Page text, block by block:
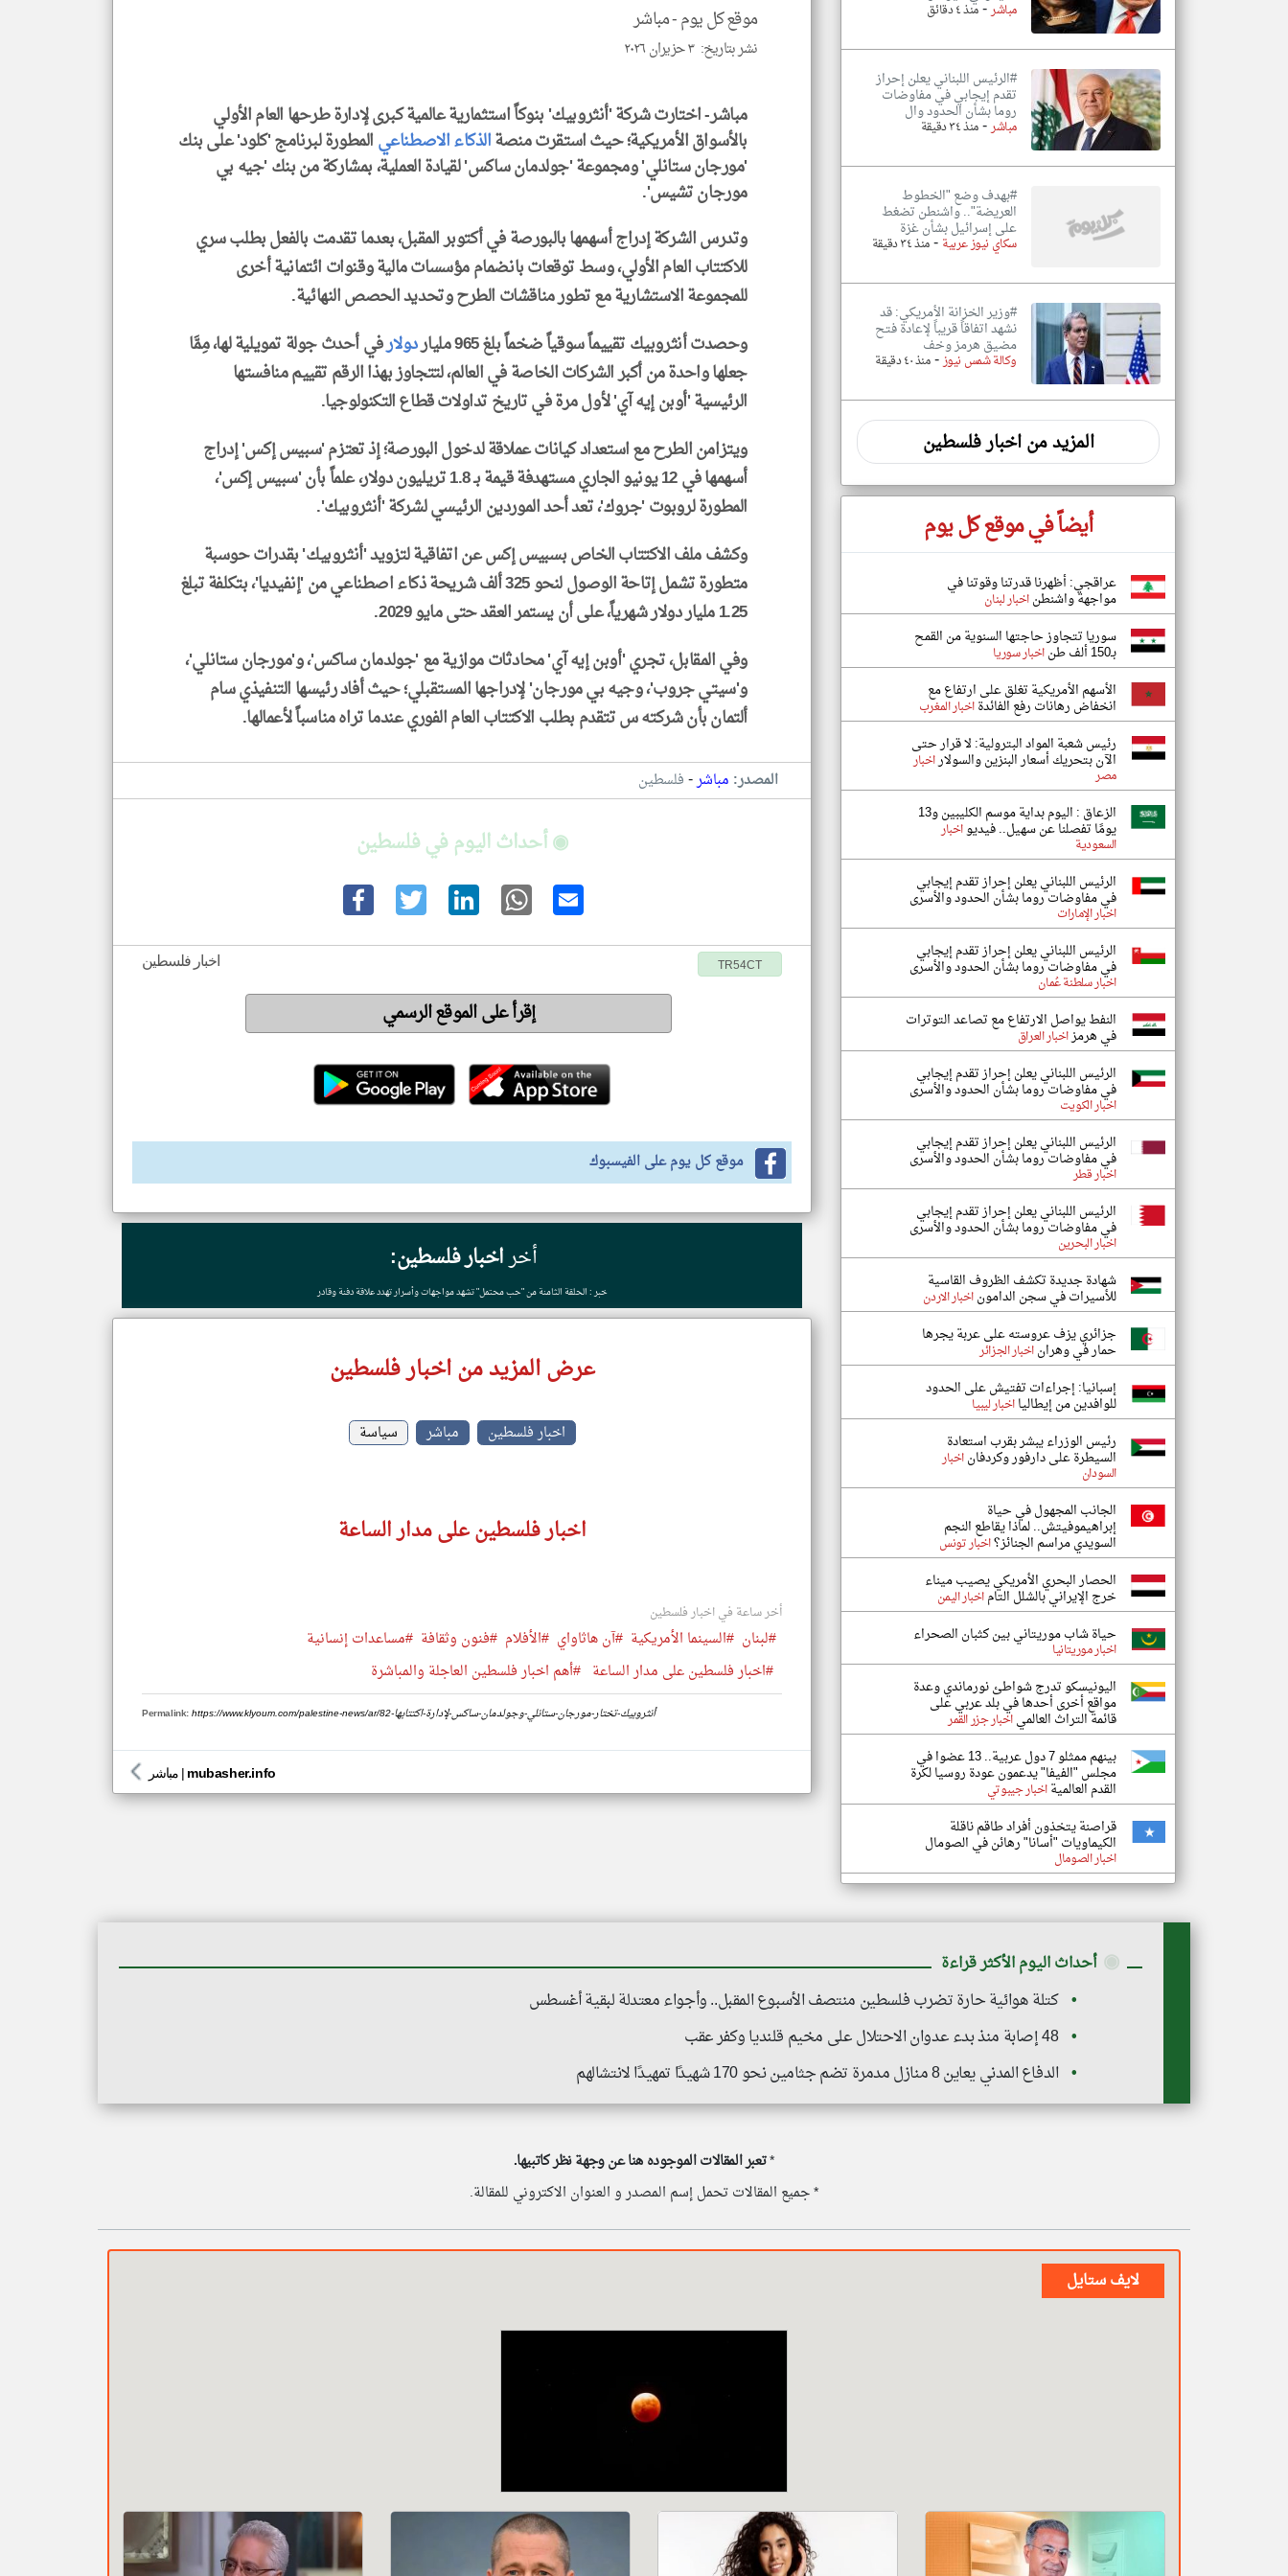
موقع كل يوم -مباشر
نشر بتاريخ: ٣ حزيران ٢٠٢٦
مباشر- اختارت شركة 'أنثروبيك' بنوكاً استثمارية عالمية كبرى لإدارة طرحها العام الأولي
بالأسواق الأمريكية؛ حيث استقرت منصةالذكاء الاصطناعيالمطورة لبرنامج 'كلود' على بنك
'مورجان ستانلي' ومجموعة 'جولدمان ساكس' لقيادة العملية، بمشاركة من بنك 'جيه بي
مورجان تشيس'.
وتدرس الشركة إدراج أسهمها بالبورصة في أكتوبر المقبل، بعدما تقدمت بالفعل بطلب سري
للاكتتاب العام الأولي، وسط توقعات بانضمام مؤسسات مالية وقنوات ائتمانية أخرى
للمجموعة الاستشارية مع تطور مناقشات الطرح وتحديد الحصص النهائية.
وحصدت أنثروبيك تقييماً سوقياً ضخماً بلغ 965 مليار
دولارفي أحدث جولة تمويلية لها، مِمَّا
جعلها واحدة من أكبر الشركات الخاصة في العالم، لتتجاوز بهذا الرقم تقييم منافستها
الرئيسية 'أوبن إيه آي' لأول مرة في تاريخ تداولات قطاع التكنولوجيا.
ويتزامن الطرح مع استعداد كيانات عملاقة لدخول البورصة؛ إذ تعتزم 'سبيس إكس' إدراج
أسهمها في 12 يونيو الجاري مستهدفة قيمة بـ 1.8 تريليون دولار، علماً بأن 'سبيس إكس'،
المطورة لروبوت 'جروك'، تعد أحد الموردين الرئيسي لشركة 'أنثروبيك'.
وكشف ملف الاكتتاب الخاص بسبيس إكس عن اتفاقية لتزويد 'أنثروبيك' بقدرات حوسبة
متطورة تشمل إتاحة الوصول لنحو 325 ألف شريحة ذكاء اصطناعي من 'إنفيديا'، بتكلفة تبلغ
1.25 مليار دولار شهرياً، على أن يستمر العقد حتى مايو 2029.
وفي المقابل، تجري 'أوبن إيه آي' محادثات موازية مع 'جولدمان ساكس'، و'مورجان ستانلي'،
و'سيتي جروب'، وجيه بي مورجان' لإدراجها المستقبلي؛ حيث أفاد رئيسها التنفيذي سام
ألتمان بأن شركته س تتقدم بطلب الاكتتاب العام الفوري عندما تراه مناسباً لأعمالها.
المصدر: مباشر-فلسطين
◉ أحداث اليوم في فلسطين
اخبار فلسطين TR54CT
إقرأ على الموقع الرسمي
موقع كل يوم على الفيسبوك
أخراخبار فلسطين:
خبر : الحلقة الثامنة من "حب محتمل" تشهد مواجهات وأسرار تهدد علاقة دفنة وقادر
عرض المزيد من اخبار فلسطين
اخبار فلسطين مباشر سياسة
اخبار فلسطين على مدار الساعة
أخر ساعة في اخبار فلسطين
#لبنان #السينما الأمريكية #آن هاثاواي #الأفلام #فنون وثقافة #مساعدات إنسانية
#اخبار فلسطين على مدار الساعة #أهم اخبار فلسطين العاجلة والمباشرة
Permalink: https://www.klyoum.com/palestine-news/ar/82-أنثروبيك-تختار-مورجان-ستانلي-وجولدمان-ساكس-لإدارة-اكتتابها
مباشر | mubasher.info
مباشر-منذ ٤ دقائق
#الرئيس اللبناني يعلن إحراز
تقدم إيجابي في مفاوضات
روما بشأن الحدود وال
مباشر-منذ ٣٤ دقيقة
#بهدف وضع "الخطوط
العريضة".. واشنطن تضغط
على إسرائيل بشأن غزة
سكاي نيوز عربية -منذ ٣٤ دقيقة
#وزير الخزانة الأمريكي: قد
نشهد اتفاقاً قريباً لإعادة فتح
مضيق هرمز وخف
وكالة شمس نيوز-منذ ٤٠ دقيقة
المزيد من اخبار فلسطين
أيضاً في موقع كل يوم
عراقجي: أظهرنا قدرتنا وقوتنا في
مواجهة واشنطناخبار لبنان
سوريا تتجاوز حاجتها السنوية من القمح
بـ150 ألف طن اخبار سوريا
الأسهم الأمريكية تغلق على ارتفاع مع
انخفاض رهانات رفع الفائدةاخبار المغرب
رئيس شعبة المواد البترولية: لا قرار حتى
الآن بتحريك أسعار البنزين والسولاراخبار
مصر
الزعاق : اليوم بداية موسم الكليبين و13
يومًا تفصلنا عن سهيل.. فيديواخبار
السعودية
الرئيس اللبناني يعلن إحراز تقدم إيجابي
في مفاوضات روما بشأن الحدود والأسرى
اخبار الإمارات
الرئيس اللبناني يعلن إحراز تقدم إيجابي
في مفاوضات روما بشأن الحدود والأسرى
اخبار سلطنة عُمان
النفط يواصل الارتفاع مع تصاعد التوترات
في هرمزاخبار العراق
الرئيس اللبناني يعلن إحراز تقدم إيجابي
في مفاوضات روما بشأن الحدود والأسرى
اخبار الكويت
الرئيس اللبناني يعلن إحراز تقدم إيجابي
في مفاوضات روما بشأن الحدود والأسرى
اخبار قطر
الرئيس اللبناني يعلن إحراز تقدم إيجابي
في مفاوضات روما بشأن الحدود والأسرى
اخبار البحرين
شهادة جديدة تكشف الظروف القاسية
للأسيرات في سجن الداموناخبار الاردن
جزائري يزف عروسته على عربة يجرها
حمار في وهراناخبار الجزائر
إسبانيا: إجراءات تفتيش على الحدود
للوافدين من إيطاليااخبار ليبيا
رئيس الوزراء يبشر بقرب استعادة
السيطرة على دارفور وكردفاناخبار
السودان
الجانب المجهول في حياة
إبراهيموفيتش.. لماذا يقاطع النجم
السويدي مراسم الجنائز؟اخبار تونس
الحصار البحري الأمريكي يصيب ميناء
خرج الإيراني بالشلل التاماخبار اليمن
حياة شاب موريتاني بين كثبان الصحراء
اخبار موريتانيا
اليونيسكو تدرج شواطئ نورماندي وعدة
مواقع أخرى أحدها في بلد عربي على
قائمة التراث العالمياخبار جزر القمر
بينهم ممثلو 7 دول عربية.. 13 عضوا في
مجلس "الفيفا" يدعمون عودة روسيا لكرة
القدم العالميةاخبار جيبوتي
قراصنة يتخذون أفراد طاقم ناقلة
الكيماويات "أسانا" رهائن في الصومال
اخبار الصومال
◉ أحداث اليوم الأكثر قراءة
كتلة هوائية حارة تضرب فلسطين منتصف الأسبوع المقبل.. وأجواء معتدلة لبقية أغسطس
48 إصابة منذ بدء عدوان الاحتلال على مخيم قلنديا وكفر عقب
الدفاع المدني يعاين 8 منازل مدمرة تضم جثامين نحو 170 شهيدًا تمهيدًا لانتشالهم
*تعبر المقالات الموجوده هنا عن وجهة نظر كاتبيها.
* جميع المقالات تحمل إسم المصدر و العنوان الاكتروني للمقالة.
لايف ستايل